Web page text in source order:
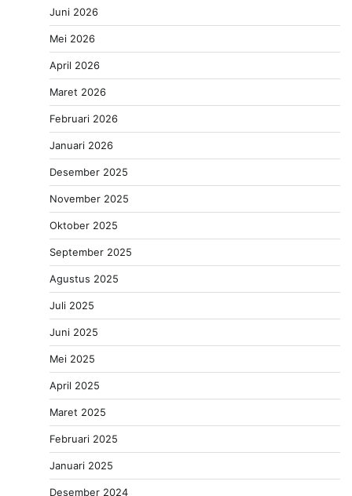
Juni 2026
Mei 2026
April 2026
Maret 2026
Februari 2026
Januari 2026
Desember 2025
November 2025
Oktober 2025
September 2025
Agustus 2025
Juli 2025
Juni 2025
Mei 2025
April 2025
Maret 2025
Februari 2025
Januari 2025
Desember 2024